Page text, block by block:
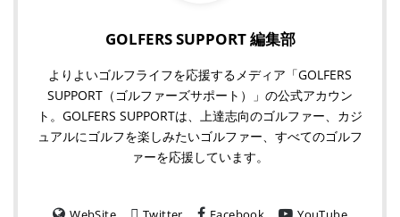
GOLFERS SUPPORT 編集部
よりよいゴルフライフを応援するメディア「GOLFERS
SUPPORT（ゴルファーズサポート）」の公式アカウン
ト。GOLFERS SUPPORTは、上達志向のゴルファー、カジ
ュアルにゴルフを楽しみたいゴルファー、すべてのゴルフ
ァーを応援しています。